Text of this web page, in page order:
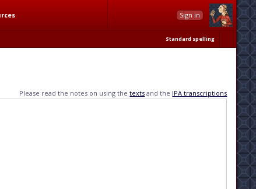
Sign in
Standard spelling
Please read the notes on using thetexts and the IPA transcriptions